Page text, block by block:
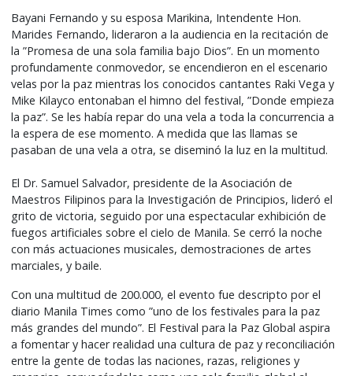
Bayani Fernando y su esposa Marikina, Intendente Hon.
Marides Fernando, lideraron a la audiencia en la recitación de
la ”Promesa de una sola familia bajo Dios”. En un momento
profundamente conmovedor, se encendieron en el escenario
velas por la paz mientras los conocidos cantantes Raki Vega y
Mike Kilayco entonaban el himno del festival, ”Donde empieza
la paz”. Se les había repar do una vela a toda la concurrencia a
la espera de ese momento. A medida que las llamas se
pasaban de una vela a otra, se diseminó la luz en la multitud.
El Dr. Samuel Salvador, presidente de la Asociación de
Maestros Filipinos para la Investigación de Principios, lideró el
grito de victoria, seguido por una espectacular exhibición de
fuegos artificiales sobre el cielo de Manila. Se cerró la noche
con más actuaciones musicales, demostraciones de artes
marciales, y baile.
Con una multitud de 200.000, el evento fue descripto por el
diario Manila Times como ”uno de los festivales para la paz
más grandes del mundo”. El Festival para la Paz Global aspira
a fomentar y hacer realidad una cultura de paz y reconciliación
entre la gente de todas las naciones, razas, religiones y